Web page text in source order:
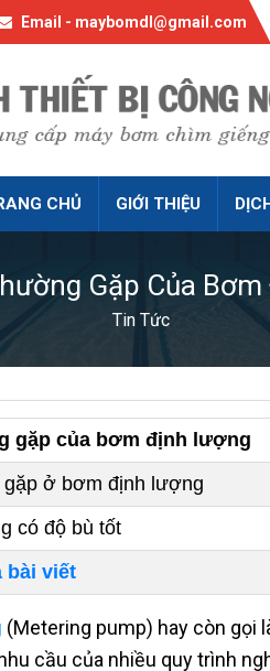
Email - maybomdl@gmail.com
CHỦ GIỚI THIỆU
Gặp Của
Tin Tức
gặp của bơm định lượng
ở bơm định lượng
có độ bù tốt
bài viết
(Metering pump) hay còn gọi
cầu của nhiều quy trình